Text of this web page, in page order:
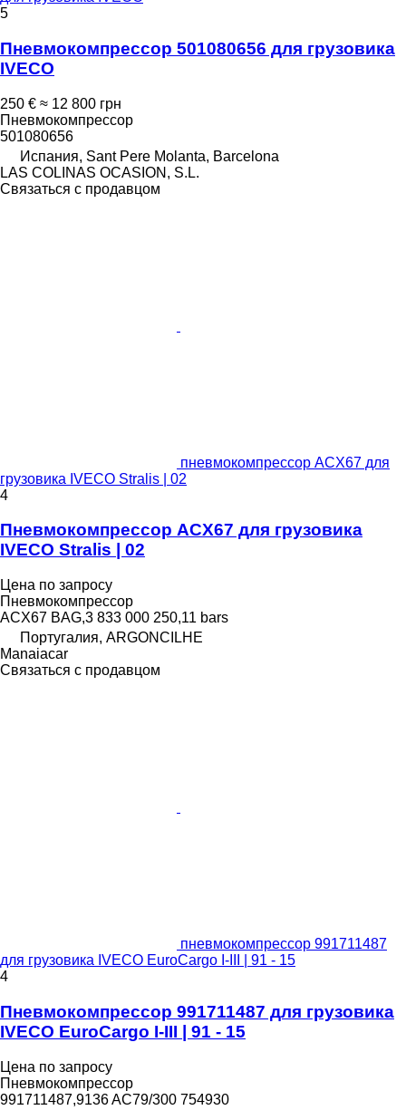
5
Пневмокомпрессор 501080656 для грузовика
IVECO
250 € ≈ 12 800 грн
Пневмокомпрессор
501080656
Испания, Sant Pere Molanta, Barcelona
LAS COLINAS OCASION, S.L.
Связаться с продавцом
пневмокомпрессор ACX67 для
грузовика IVECO Stralis | 02
4
Пневмокомпрессор ACX67 для грузовика
IVECO Stralis | 02
Цена по запросу
Пневмокомпрессор
ACX67 BAG,3 833 000 250,11 bars
Португалия, ARGONCILHE
Manaiacar
Связаться с продавцом
пневмокомпрессор 991711487
для грузовика IVECO EuroCargo I-III | 91 - 15
4
Пневмокомпрессор 991711487 для грузовика
IVECO EuroCargo I-III | 91 - 15
Цена по запросу
Пневмокомпрессор
991711487,9136 AC79/300 754930